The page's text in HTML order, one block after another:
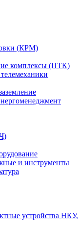
(КРМ)
комплексы (ПТК)
и инструменты
устройства